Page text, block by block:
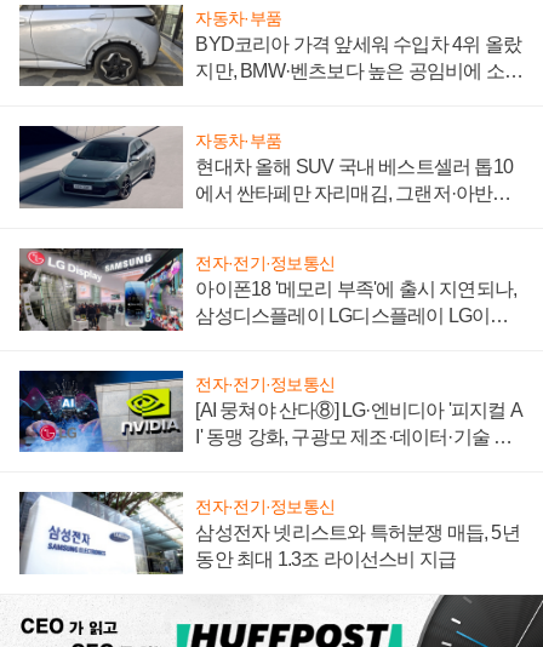
자동차·부품
BYD코리아 가격 앞세워 수입차 4위 올랐
지만, BMW·벤츠보다 높은 공임비에 소비
자동차·부품
현대차 올해 SUV 국내 베스트셀러 톱10
에서 싼타페만 자리매김, 그랜저·아반떼
전자·전기·정보통신
아이폰18 '메모리 부족'에 출시 지연되나,
삼성디스플레이 LG디스플레이 LG이노
전자·전기·정보통신
[AI 뭉쳐야 산다⑧] LG·엔비디아 '피지컬 A
I' 동맹 강화, 구광모 제조·데이터·기술 결
전자·전기·정보통신
삼성전자 넷리스트와 특허분쟁 매듭, 5년
동안 최대 1.3조 라이선스비 지급